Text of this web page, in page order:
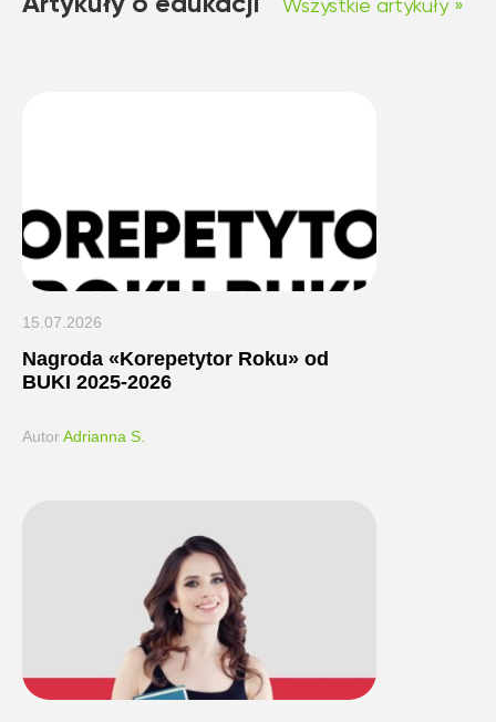
Wszystkie artykuły »
15.07.2026
Nagroda «Korepetytor Roku» od
BUKI 2025-2026
AutorAdrianna S.